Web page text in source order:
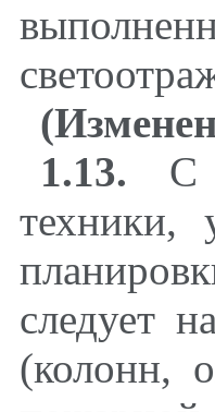
1.13. С
техники,
следует
(колонн,